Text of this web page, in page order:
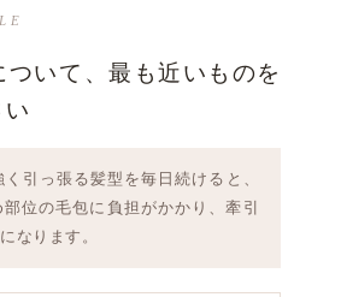
ついて、最も近いものを
く引っ張る髪型を毎日続けると、
位の毛包に負担がかかり、牽引
なります。